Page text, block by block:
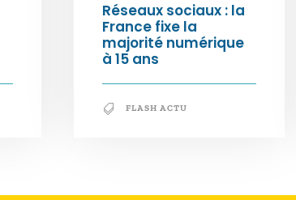
Réseaux sociaux : la
France fixe la
majorité numérique
à 15 ans
FLASH ACTU